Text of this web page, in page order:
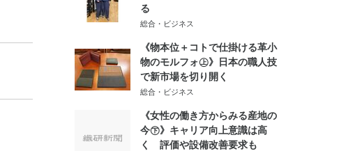
る
総合・ビジネス
《物本位＋コトで仕掛ける革小
物のモルフォ㊤》日本の職人技
で新市場を切り開く
総合・ビジネス
《女性の働き方からみる産地の
今㊦》キャリア向上意識は高
く 評価や設備改善要求も